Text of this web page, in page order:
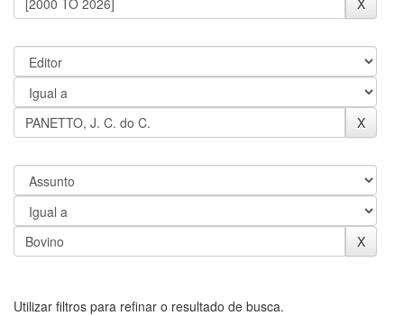
Utilizar filtros para refinar o resultado de busca.